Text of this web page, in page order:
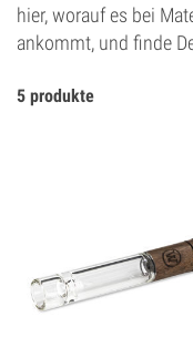
hier, worauf es bei
ankommt, und finde
5 produkte